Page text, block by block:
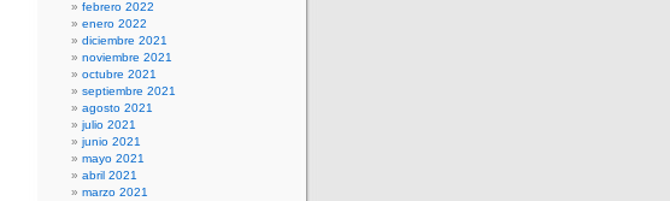
febrero 2022
enero 2022
diciembre 2021
noviembre 2021
octubre 2021
septiembre 2021
agosto 2021
julio 2021
junio 2021
mayo 2021
abril 2021
marzo 2021